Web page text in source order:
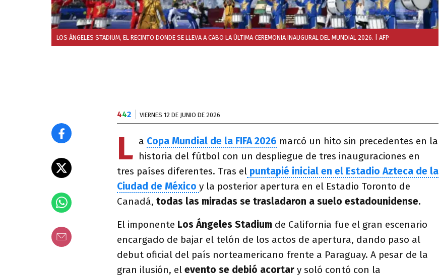
LOS ÁNGELES STADIUM, EL RECINTO DONDE SE LLEVA A CABO LA ÚLTIMA CEREMONIA INAUGURAL DEL MUNDIAL 2026. | AFP
442 VIERNES 12 DE JUNIO DE 2026
L a Copa Mundial de la FIFA 2026 marcó un hito sin precedentes en la
historia del fútbol con un despliegue de tres inauguraciones en
tres países diferentes. Tras el puntapié inicial en el Estadio Azteca de la
Ciudad de México y la posterior apertura en el Estadio Toronto de
Canadá, todas las miradas se trasladaron a suelo estadounidense.
El imponente Los Ángeles Stadium de California fue el gran escenario
encargado de bajar el telón de los actos de apertura, dando paso al
debut oficial del país norteamericano frente a Paraguay. A pesar de la
gran ilusión, el evento se debió acortar y soló contó con la